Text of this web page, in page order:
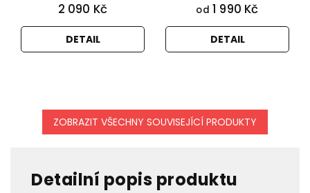
2 090 Kč
DETAIL
od 1 990 Kč
DETAIL
ZOBRAZIT VŠECHNY SOUVISEJÍCÍ PRODUKTY
Detailní popis produktu